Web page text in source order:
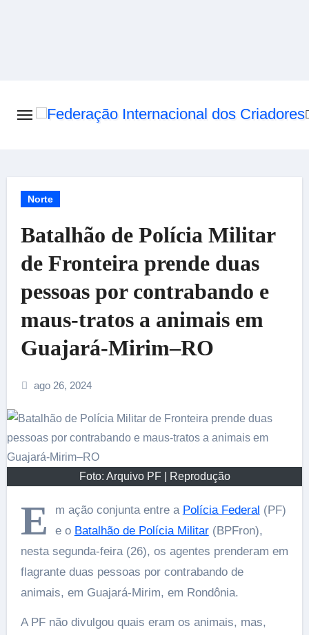
Norte
Batalhão de Polícia Militar
de Fronteira prende duas
pessoas por contrabando e
maus-tratos a animais em
Guajará-Mirim–RO
ago 26, 2024
Foto: Arquivo PF | Reprodução
E m ação conjunta entre a Polícia Federal (PF)
e o Batalhão de Polícia Militar(BPFron),
nesta segunda-feira (26), os agentes prenderam em
flagrante duas pessoas por contrabando de
animais, em Guajará-Mirim, em Rondônia.
A PF não divulgou quais eram os animais, mas,